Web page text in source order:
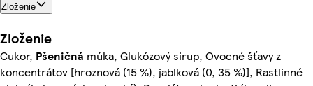
Zloženie
Zloženie
Cukor, Pšeničná múka, Glukózový sirup, Ovocné šťavy z
koncentrátov [hroznová (15 %), jablková (0, 35 %)], Rastlinné